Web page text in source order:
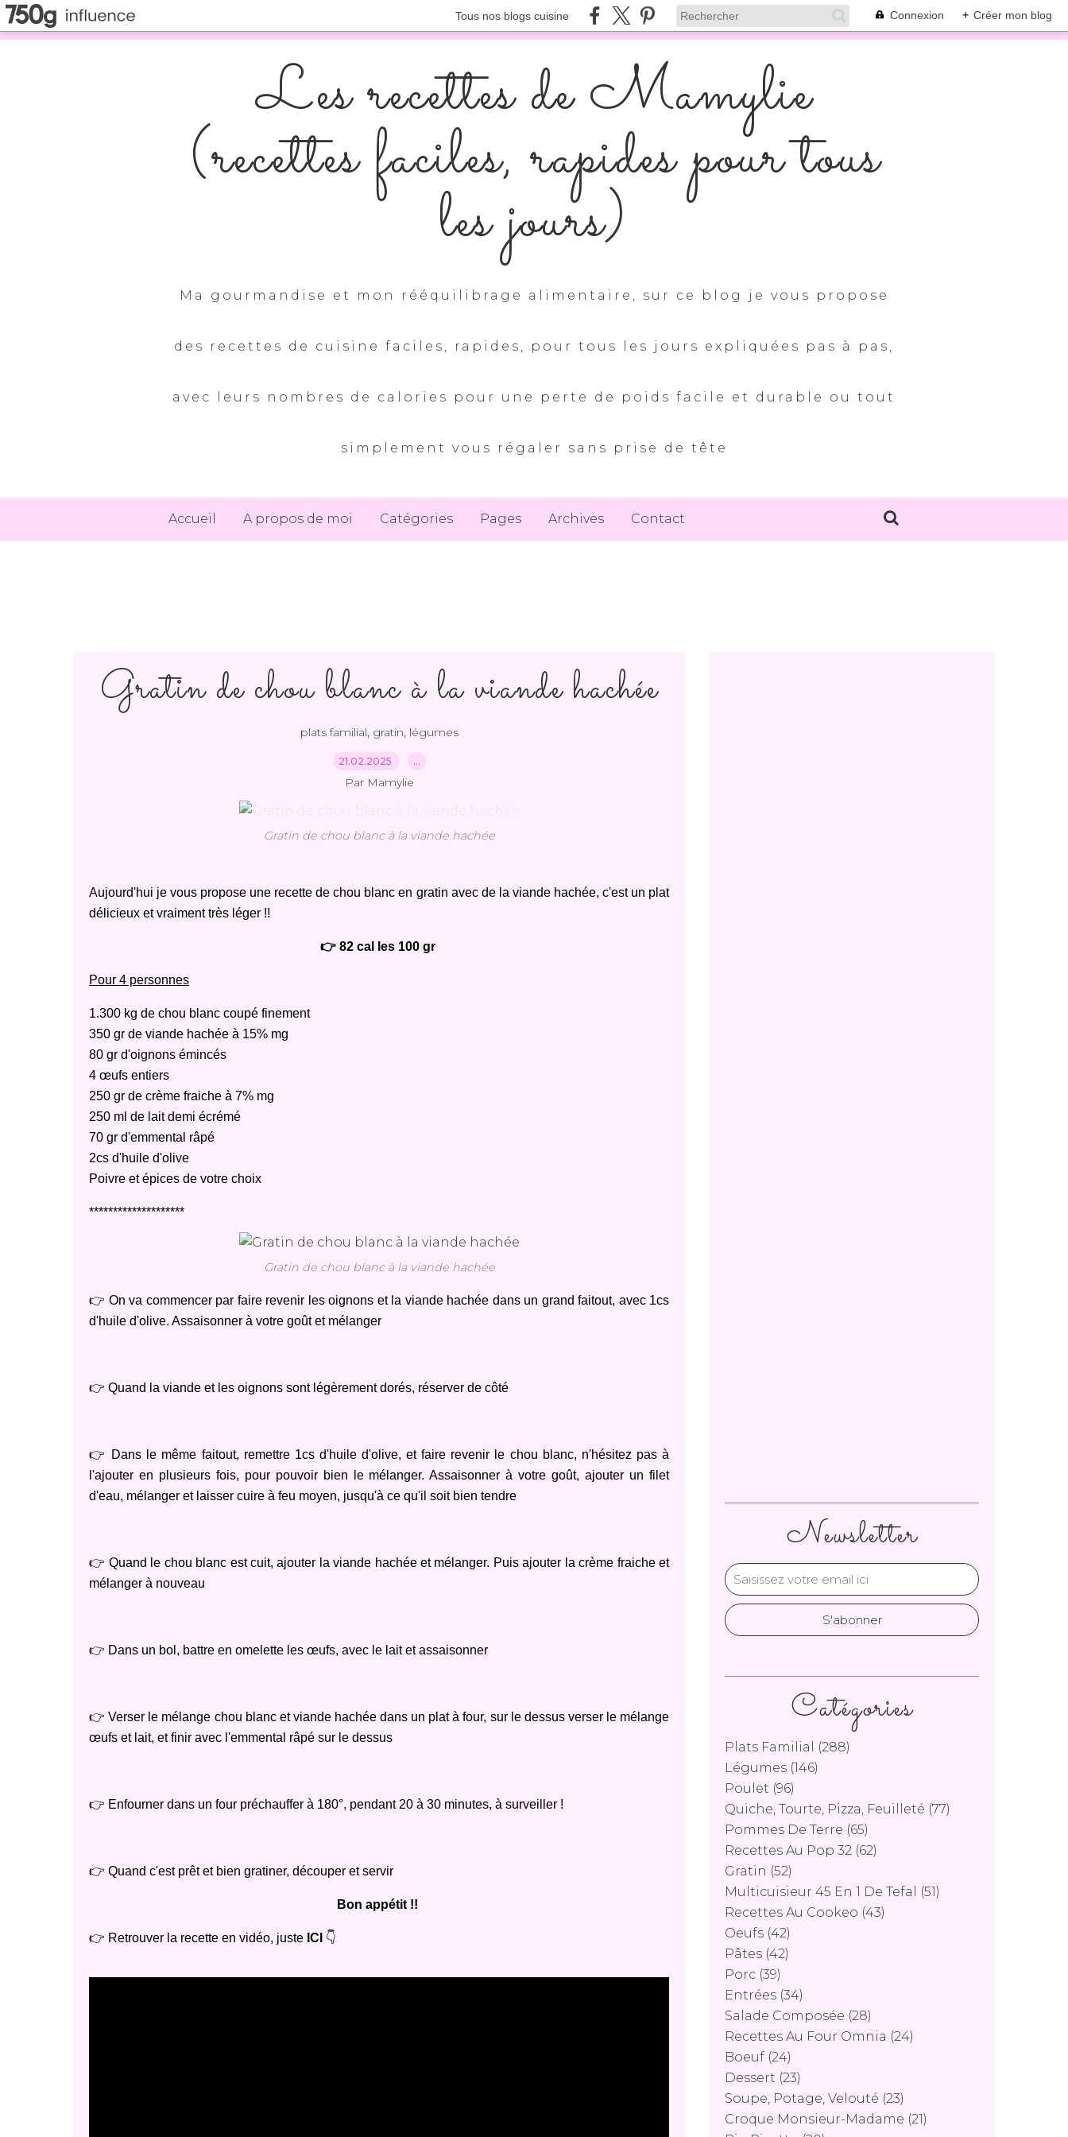
Tous nos blogs cuisine Connexion + Créer mon blog
Les recettes de Mamylie
(recettes faciles, rapides pour tous
les jours)
Ma gourmandise et mon rééquilibrage alimentaire, sur ce blog je vous propose
des recettes de cuisine faciles, rapides, pour tous les jours expliquées pas à pas,
avec leurs nombres de calories pour une perte de poids facile et durable ou tout
simplement vous régaler sans prise de tête
Accueil A propos de moi Catégories Pages Archives Contact
Gratin de chou blanc à la viande hachée
plats familial, gratin, légumes
21.02.2025 …
Par Mamylie
Gratin de chou blanc à la viande hachée
Aujourd'hui je vous propose une recette de chou blanc en gratin avec de la viande hachée, c'est un plat
délicieux et vraiment très léger !!
👉 82 cal les 100 gr
Pour 4 personnes
1.300 kg de chou blanc coupé finement
350 gr de viande hachée à 15% mg
80 gr d'oignons émincés
4 œufs entiers
250 gr de crème fraiche à 7% mg
250 ml de lait demi écrémé
70 gr d'emmental râpé
2cs d'huile d'olive
Poivre et épices de votre choix
********************
Gratin de chou blanc à la viande hachée
👉 On va commencer par faire revenir les oignons et la viande hachée dans un grand faitout, avec 1cs
d'huile d'olive. Assaisonner à votre goût et mélanger
👉 Quand la viande et les oignons sont légèrement dorés, réserver de côté
👉 Dans le même faitout, remettre 1cs d'huile d'olive, et faire revenir le chou blanc, n'hésitez pas à
l'ajouter en plusieurs fois, pour pouvoir bien le mélanger. Assaisonner à votre goût, ajouter un filet
d'eau, mélanger et laisser cuire à feu moyen, jusqu'à ce qu'il soit bien tendre
👉 Quand le chou blanc est cuit, ajouter la viande hachée et mélanger. Puis ajouter la crème fraiche et
mélanger à nouveau
👉 Dans un bol, battre en omelette les œufs, avec le lait et assaisonner
👉 Verser le mélange chou blanc et viande hachée dans un plat à four, sur le dessus verser le mélange
œufs et lait, et finir avec l'emmental râpé sur le dessus
👉 Enfourner dans un four préchauffer à 180°, pendant 20 à 30 minutes, à surveiller !
👉 Quand c'est prêt et bien gratiner, découper et servir
Bon appétit !!
👉 Retrouver la recette en vidéo, juste ICI 👇
Newsletter
Catégories
Plats Familial
(288)
Légumes (146)
Poulet (96)
Quiche, Tourte, Pizza, Feuilleté (77)
Pommes De Terre (65)
Recettes Au Pop 32 (62)
Gratin (52)
Multicuisieur 45 En 1 De Tefal
(51)
Recettes Au Cookeo (43)
Oeufs (42)
Pâtes (42)
Porc (39)
Entrées (34)
Salade Composée (28)
Recettes Au Four Omnia (24)
Boeuf (24)
Dessert (23)
Soupe, Potage, Velouté (23)
Croque Monsieur-Madame (21)